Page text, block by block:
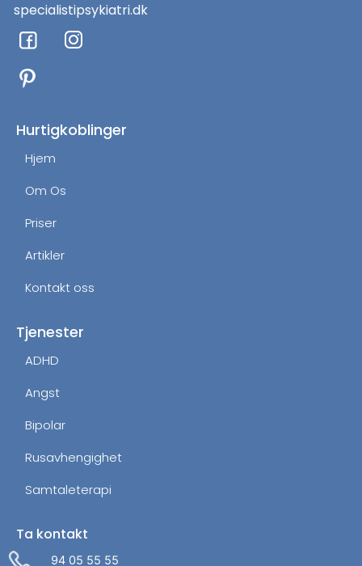
specialistipsykiatri.dk
F
a
c
e
o
k
I
n
g
Hurtigkoblinger
Hjem
Om Os
Priser
Artikler
Kontakt oss
Tjenester
ADHD
Angst
Bipolar
Rusavhengighet
Samtaleterapi
Ta kontakt
94 05 55 55
Administrer dit samtykke
For at give den bedst mulige oplevelse bruger vi cookies til